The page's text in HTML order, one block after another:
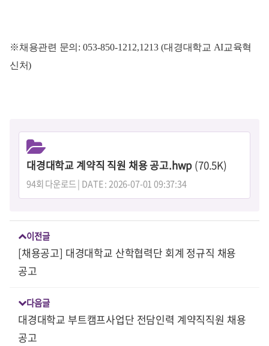
※채용관련 문의 : 053-850-1212,1213 (대경대학교 AI교육혁
신처)
대경대학교 계약직 직원 채용 공고.hwp (70.5K)
94회 다운로드 | DATE : 2026-07-01 09:37:34
이전글
[채용공고] 대경대학교 산학협력단 회계 정규직 채용
공고
다음글
대경대학교 부트캠프사업단 전담인력 계약직직원 채용
공고